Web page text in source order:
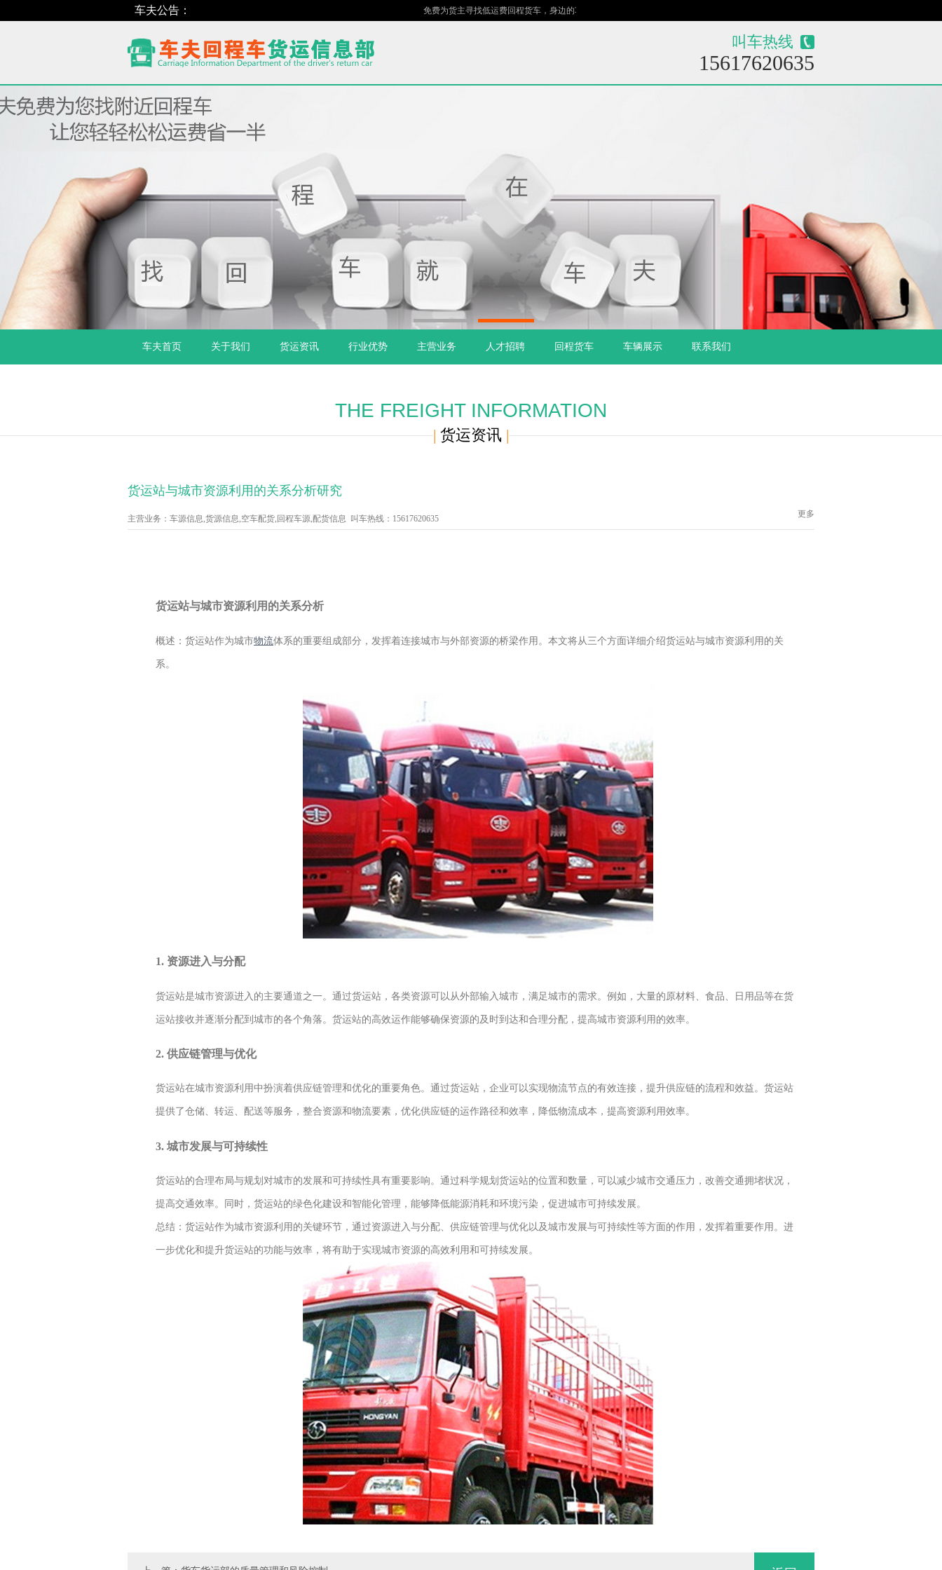
车夫公告： 免费为货主寻找低运费回程货车，身边的车场，指尖的货站！
叫车热线
15617620635
1 2
车夫首页 关于我们 货运资讯 行业优势 主营业务 人才招聘 回程货车 车辆展示 联系我们
THE FREIGHT INFORMATION
| 货运资讯 |
货运站与城市资源利用的关系分析研究
主营业务：车源信息,货源信息,空车配货,回程车源,配货信息 叫车热线：15617620635 更多
货运站与城市资源利用的关系分析
概述：货运站作为城市物流体系的重要组成部分，发挥着连接城市与外部资源的桥梁作用。本文将从三个方面详细介绍货运站与城市资源利用的关
系。
1. 资源进入与分配
货运站是城市资源进入的主要通道之一。通过货运站，各类资源可以从外部输入城市，满足城市的需求。例如，大量的原材料、食品、日用品等在货
运站接收并逐渐分配到城市的各个角落。货运站的高效运作能够确保资源的及时到达和合理分配，提高城市资源利用的效率。
2. 供应链管理与优化
货运站在城市资源利用中扮演着供应链管理和优化的重要角色。通过货运站，企业可以实现物流节点的有效连接，提升供应链的流程和效益。货运站
提供了仓储、转运、配送等服务，整合资源和物流要素，优化供应链的运作路径和效率，降低物流成本，提高资源利用效率。
3. 城市发展与可持续性
货运站的合理布局与规划对城市的发展和可持续性具有重要影响。通过科学规划货运站的位置和数量，可以减少城市交通压力，改善交通拥堵状况，
提高交通效率。同时，货运站的绿色化建设和智能化管理，能够降低能源消耗和环境污染，促进城市可持续发展。
总结：货运站作为城市资源利用的关键环节，通过资源进入与分配、供应链管理与优化以及城市发展与可持续性等方面的作用，发挥着重要作用。进
一步优化和提升货运站的功能与效率，将有助于实现城市资源的高效利用和可持续发展。